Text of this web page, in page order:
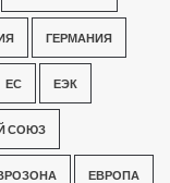
ГЕРМАНИЯ
ЕС ЕЭК
СОЮЗ
ЕВРОПА